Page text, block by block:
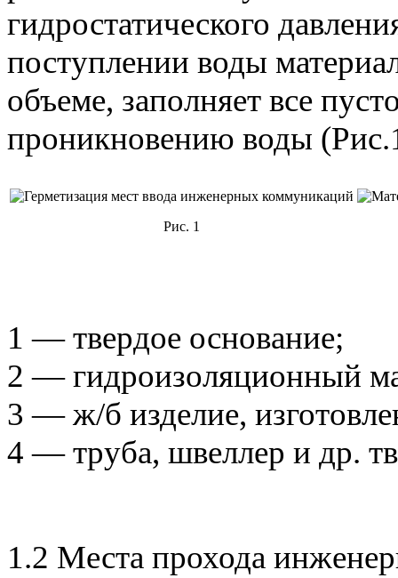
гидростатического
поступлении воды
объеме, заполняет все
проникновению воды
Рис. 1
1 — твердое основание;
2 — гидроизоляционный
3 — ж/б изделие,
4 — труба, швеллер и др.
1.2 Места прохода